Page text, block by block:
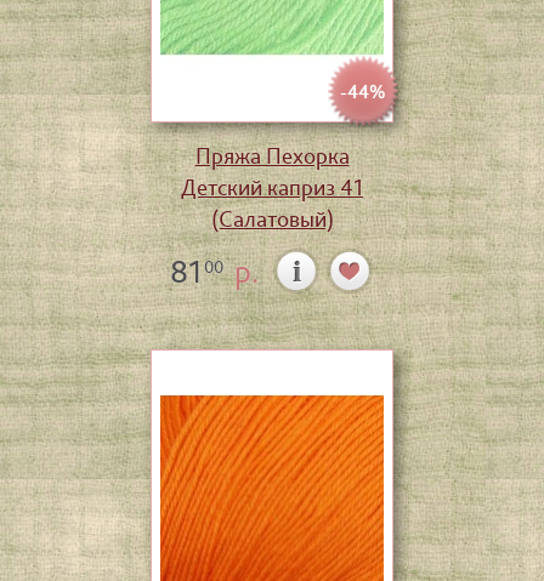
-44%
Пряжа Пехорка
Детский каприз 41
(Салатовый)
8100р.